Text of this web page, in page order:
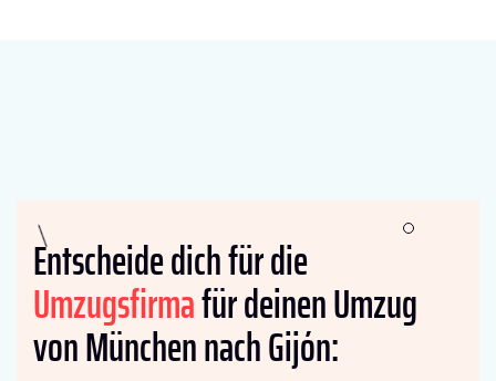
Entscheide dich für die
Umzugsfirmafür deinen Umzug
von München nach Gijón: